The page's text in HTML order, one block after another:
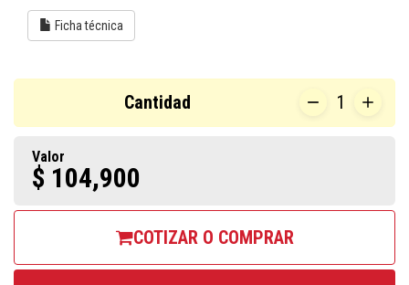
Ficha técnica
Cantidad 1
Valor
$ 104,900
COTIZAR O COMPRAR